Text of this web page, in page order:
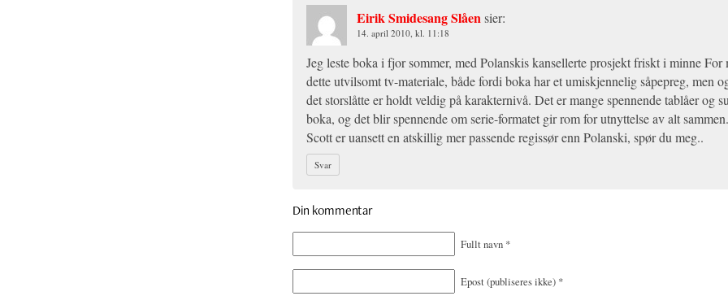
Eirik Smidesang Slåensier:
14. april 2010, kl. 11:18
Jeg leste boka i fjor sommer, med Polanskis kansellerte prosjekt friskt i minne For
dette utvilsomt tv-materiale, både fordi boka har et umiskjennelig såpepreg, men
det storslåtte er holdt veldig på karakternivå. Det er mange spennende tablåer og
boka, og det blir spennende om serie-formatet gir rom for utnyttelse av alt
Scott er uansett en atskillig mer passende regissør enn Polanski, spør du meg..
Svar
Din kommentar
Fullt navn *
Epost(publiseres ikke) *